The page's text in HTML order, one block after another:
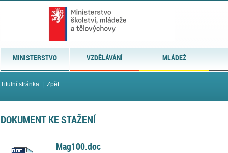
MINISTERSTVO VZDĚLÁVÁNÍ MLÁDEŽ
Titulní stránka| Zpět
DOKUMENT KE STAŽENÍ
Mag100.doc